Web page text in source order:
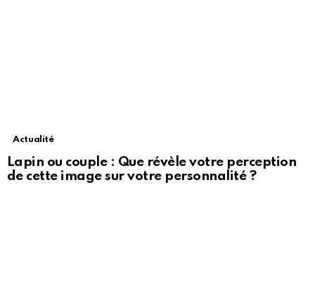
Actualité
Lapin ou couple : Que révèle votre perception
de cette image sur votre personnalité ?